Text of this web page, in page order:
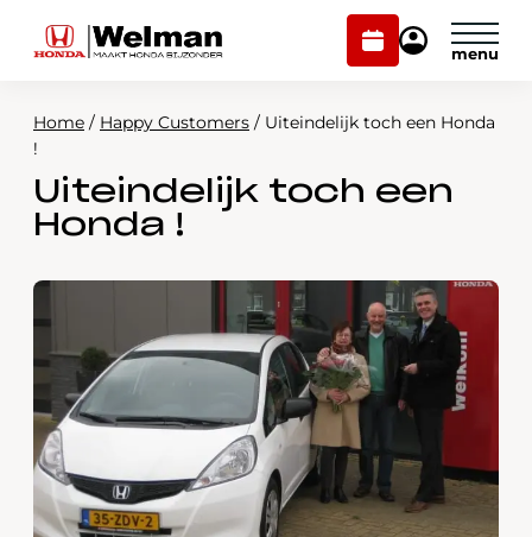
Plan
onderhoud
Mijn
Modellen
Voorraad
Over ons
Webshop
Contact
Plan onderhoud
Home / Happy Customers / Uiteindelijk toch een Honda
!
Uiteindelijk toch een
Honda !